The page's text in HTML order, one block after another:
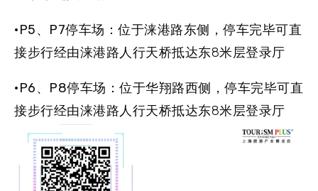
·P5、P7停车场 ：位于涞港路东侧，停车完毕可直
接步行经由涞港路人行天桥抵达东8米层登录厅
·P6、P8停车场 ：位于华翔路西侧，停车完毕可直
接步行经由涞港路人行天桥抵达东8米层登录厅